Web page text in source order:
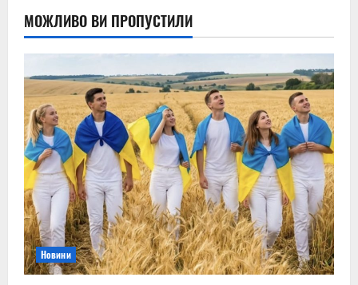
МОЖЛИВО ВИ ПРОПУСТИЛИ
Новини